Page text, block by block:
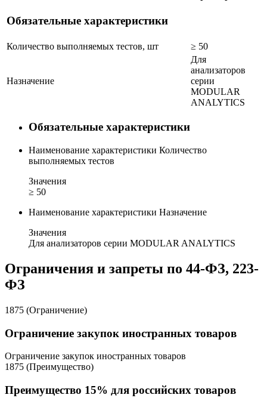
Обязательные характеристики
Количество выполняемых тестов, шт ≥ 50
Назначение
Для
анализаторов
серии
MODULAR
ANALYTICS
Обязательные характеристики
Наименование характеристики Количество
выполняемых тестов
Значения
≥ 50
Наименование характеристики Назначение
Значения
Для анализаторов серии MODULAR ANALYTICS
Ограничения и запреты по 44-ФЗ, 223-
ФЗ
1875 (Ограничение)
Ограничение закупок иностранных товаров
Ограничение закупок иностранных товаров
1875 (Преимущество)
Преимущество 15% для российских товаров